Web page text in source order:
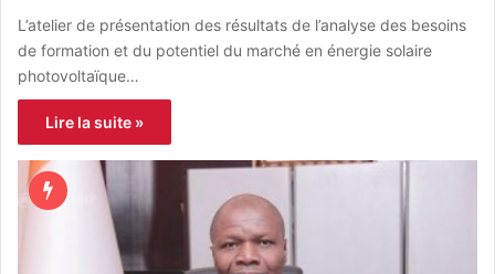
L’atelier de présentation des résultats de l’analyse des besoins
de formation et du potentiel du marché en énergie solaire
photovoltaïque…
Lire la suite »